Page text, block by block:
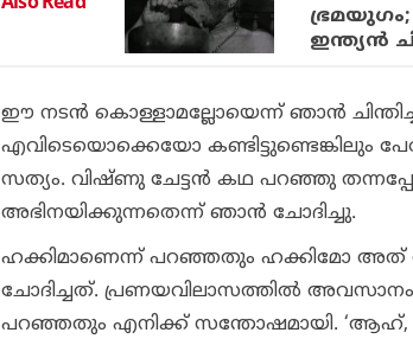
ഇന്ത്യന്‍
ഈ നടന്‍ കൊള്ളാമല്ലോയെന്ന് ഞാന്‍
എവിടെയൊക്കെയോ കണ്ടിട്ടുണ്ടെങ്കിലും
സത്യം. വിഷ്ണു ചേട്ടന്‍ കഥ പറഞ്ഞു
അഭിനയിക്കുന്നതെന്ന് ഞാന്‍ ചോദിച്ചു.
ഹക്കിമാണെന്ന് പറഞ്ഞതും ഹക്കിമോ
ചോദിച്ചത്. പ്രണയവിലാസത്തില്‍ അവസാനം
പറഞ്ഞതും എനിക്ക് സന്തോഷമായി. ‘ആഹ്,